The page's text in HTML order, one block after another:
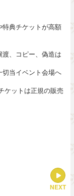
典チケットが高額
、コピー、偽造は
当イベント会場へ
ケットは正規の販売
NEXT